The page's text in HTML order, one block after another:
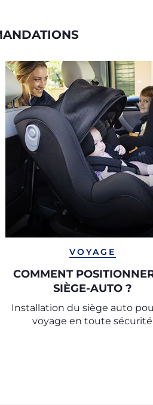
VOYAGE
COMMENT
SIÈGE-AUTO ?
Installation du siège auto
voyage en toute sécurité